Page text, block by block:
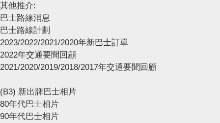
其他推介:
巴士路線消息
巴士路線計劃
2023/2022/2021/2020年新巴士訂單
2022年交通要聞回顧
2021/2020/2019/2018/2017年交通要聞回顧
(B3) 新出牌巴士相片
80年代巴士相片
90年代巴士相片